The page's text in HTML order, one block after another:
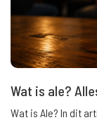
Wat is ale?
Wat is Ale? In dit